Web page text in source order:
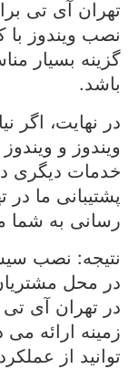
تهران آی تی
نصب ویندوز با
گزینه بسیار
باشد.
در نهایت، اگر
ویندوز و
خدمات دیگری
پشتیبانی ما
رسانی به شما
نتیجه: نصب
در محل
زمینه ارائه
توانید از